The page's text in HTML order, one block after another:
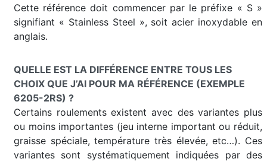
Cette référence doit commencer par le préfixe « S »
signifiant « Stainless Steel », soit acier inoxydable en
anglais.
QUELLE EST LA DIFFÉRENCE ENTRE TOUS LES
CHOIX QUE J’AI POUR MA RÉFÉRENCE (EXEMPLE
6205-2RS) ?
Certains roulements existent avec des variantes plus
ou moins importantes (jeu interne important ou réduit,
graisse spéciale, température très élevée, etc…). Ces
variantes sont systématiquement indiquées par des